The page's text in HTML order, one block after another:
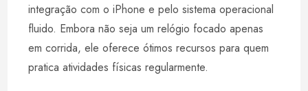
integração com o iPhone e pelo sistema operacional
fluido. Embora não seja um relógio focado apenas
em corrida, ele oferece ótimos recursos para quem
pratica atividades físicas regularmente.